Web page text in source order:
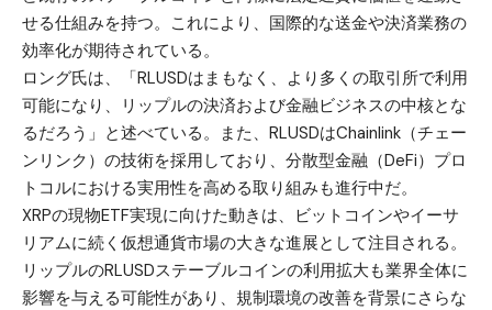
せる仕組みを持つ。これにより、国際的な送金や決済業務の
効率化が期待されている。
ロング氏は、「RLUSDはまもなく、より多くの取引所で利用
可能になり、リップルの決済および金融ビジネスの中核とな
るだろう」と述べている。また、RLUSDはChainlink（チェー
ンリンク）の技術を採用しており、分散型金融（DeFi）プロ
トコルにおける実用性を高める取り組みも進行中だ。
XRPの現物ETF実現に向けた動きは、ビットコインやイーサ
リアムに続く仮想通貨市場の大きな進展として注目される。
リップルのRLUSDステーブルコインの利用拡大も業界全体に
影響を与える可能性があり、規制環境の改善を背景にさらな